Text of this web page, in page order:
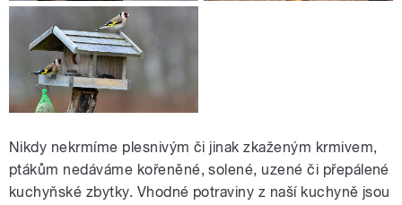
Nikdy nekrmíme plesnivým či jinak zkaženým krmivem,
ptákům nedáváme kořeněné, solené, uzené či přepálené
kuchyňské zbytky. Vhodné potraviny z naší kuchyně jsou